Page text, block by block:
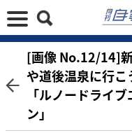
[画像 No.12/14]
や道後温泉に行
「ルノードライ
ン」